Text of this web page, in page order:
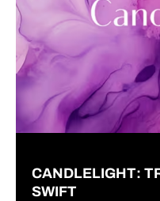
CANDLELIGHT:
SWIFT